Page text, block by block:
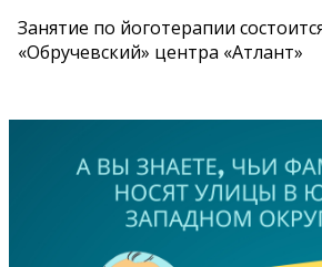
Занятие по йоготерапии
«Обручевский» центра «Атлант»